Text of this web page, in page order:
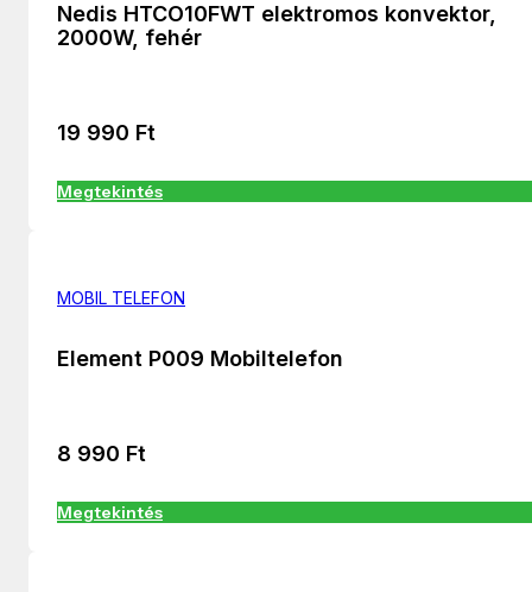
Nedis HTCO10FWT elektromos konvektor,
2000W, fehér
19 990 Ft
Megtekintés
MOBIL TELEFON
Element P009 Mobiltelefon
8 990 Ft
Megtekintés